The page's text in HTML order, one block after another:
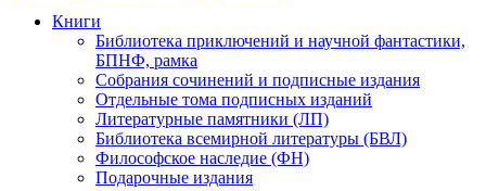
Книги
Библиотека приключений и научной фантастики,
БПНФ, рамка
Собрания сочинений и подписные издания
Отдельные тома подписных изданий
Литературные памятники (ЛП)
Библиотека всемирной литературы (БВЛ)
Философское наследие (ФН)
Подарочные издания